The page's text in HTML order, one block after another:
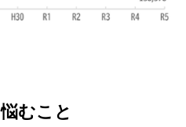
むこと